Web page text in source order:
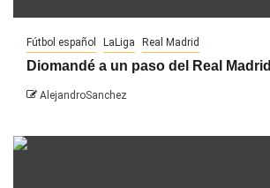
Fútbol español LaLiga Real Madrid
Diomandé a un paso del Real Madrid
AlejandroSanchez